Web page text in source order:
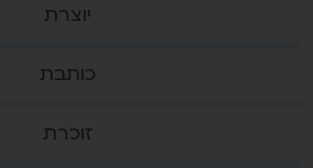
יוצרת
כותבת
זוכרת